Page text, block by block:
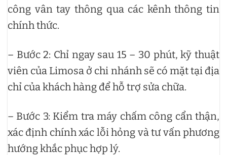
công vân tay thông qua các kênh thông tin
chính thức.
– Bước 2: Chỉ ngay sau 15 – 30 phút, kỹ thuật
viên của Limosa ở chi nhánh sẽ có mặt tại địa
chỉ của khách hàng để hỗ trợ sửa chữa.
– Bước 3: Kiểm tra máy chấm công cẩn thận,
xác định chính xác lỗi hỏng và tư vấn phương
hướng khắc phục hợp lý.